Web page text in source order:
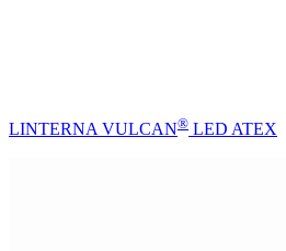
LINTERNA VULCAN® LED ATEX